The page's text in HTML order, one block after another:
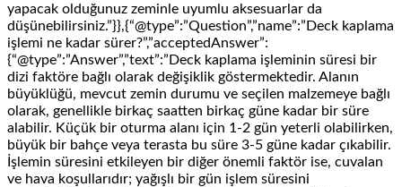
yapacak olduğunuz zeminle uyumlu aksesuarlar da
düşünebilirsiniz.”}},{“@type”:”Question”,”name”:”Deck kaplama
işlemi ne kadar sürer?”,”acceptedAnswer”:
{“@type”:”Answer”,”text”:”Deck kaplama işleminin süresi bir
dizi faktöre bağlı olarak değişiklik göstermektedir. Alanın
büyüklüğü, mevcut zemin durumu ve seçilen malzemeye bağlı
olarak, genellikle birkaç saatten birkaç güne kadar bir süre
alabilir. Küçük bir oturma alanı için 1-2 gün yeterli olabilirken,
büyük bir bahçe veya terasta bu süre 3-5 güne kadar çıkabilir.
İşlemin süresini etkileyen bir diğer önemli faktör ise, cuvalan
ve hava koşullarıdır; yağışlı bir gün işlem süresini